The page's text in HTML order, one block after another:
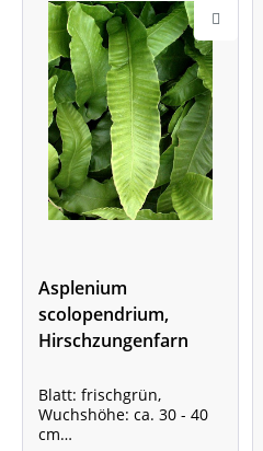
Asplenium
scolopendrium,
Hirschzungenfarn
Blatt: frischgrün,
Wuchshöhe: ca. 30 - 40
cm